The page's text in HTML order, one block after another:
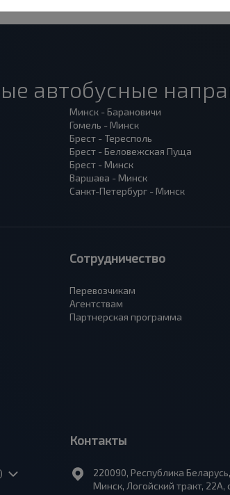
автобусные
Минск - Барановичи
Гомель - Минск
Брест - Тересполь
Брест - Беловежская Пуща
Брест - Минск
Варшава - Минск
Санкт-Петербург - Минск
Сотрудничество
Перевозчикам
Агентствам
Партнерская программа
Контакты
220090, Республика
Минск, Логойский тракт, 22А,